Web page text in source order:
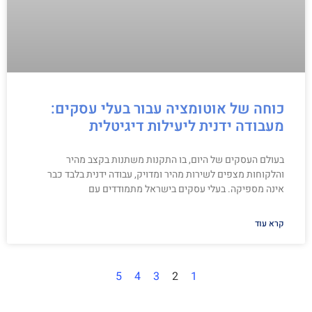
כוחה של אוטומציה עבור בעלי עסקים:
מעבודה ידנית ליעילות דיגיטלית
בעולם העסקים של היום, בו התקנות משתנות בקצב מהיר
והלקוחות מצפים לשירות מהיר ומדויק, עבודה ידנית בלבד כבר
אינה מספיקה. בעלי עסקים בישראל מתמודדים עם
קרא עוד
1
2
3
4
5